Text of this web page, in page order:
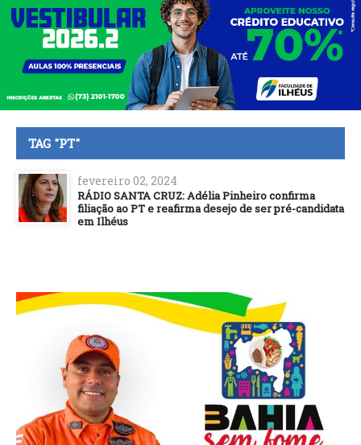
TAG "PT"
fevereiro 02, 2024
RÁDIO SANTA CRUZ: Adélia Pinheiro confirma
filiação ao PT e reafirma desejo de ser pré-candidata
em Ilhéus